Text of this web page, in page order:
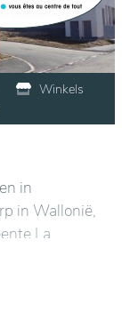
Winkels
in
in Wallonië,
La
omgeving,
is het goed